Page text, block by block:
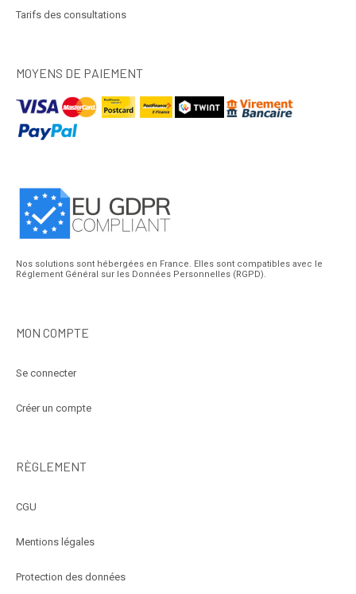
Tarifs des consultations
MOYENS DE PAIEMENT
Nos solutions sont hébergées en France. Elles sont compatibles avec le
Réglement Général sur les Données Personnelles (RGPD).
MON COMPTE
Se connecter
Créer un compte
RÈGLEMENT
CGU
Mentions légales
Protection des données